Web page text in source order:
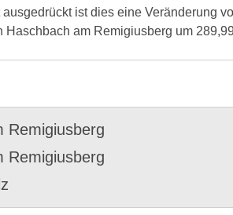
ist dies eine Veränderung
am Remigiusberg um
Remigiusberg
Remigiusberg